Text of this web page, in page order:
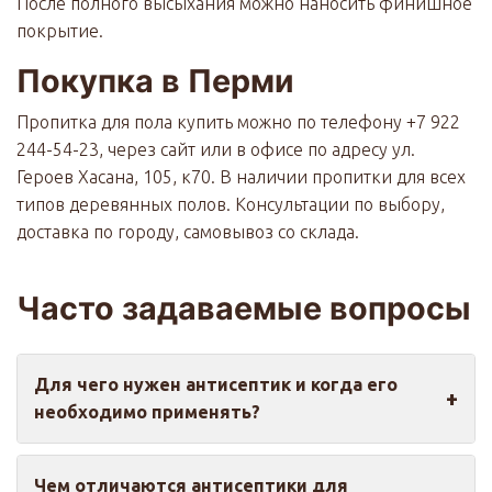
покрытие.
Покупка в Перми
Пропитка для пола купить можно по телефону +7 922
244-54-23, через сайт или в офисе по адресу ул.
Героев Хасана, 105, к70. В наличии пропитки для всех
типов деревянных полов. Консультации по выбору,
доставка по городу, самовывоз со склада.
Часто задаваемые вопросы
Для чего нужен антисептик и когда его
необходимо применять?
Чем отличаются антисептики для